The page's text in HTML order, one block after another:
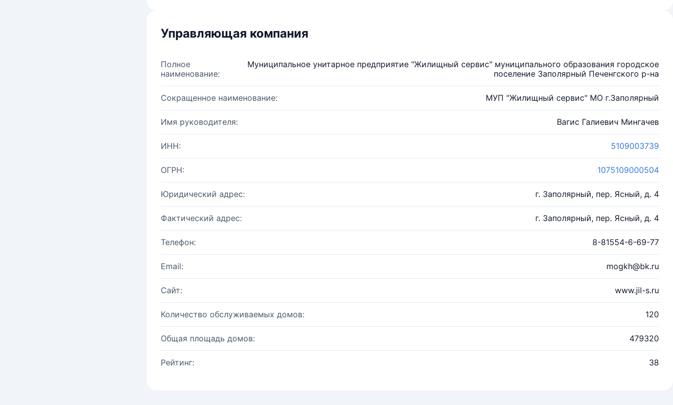
Управляющая компания
Полное
наименование:
Муниципальное унитарное предприятие "Жилищный сервис" муниципального образования городское
поселение Заполярный Печенгского р-на
Сокращенное наименование: МУП "Жилищный сервис" МО г.Заполярный
Имя руководителя: Вагис Галиевич Мингачев
ИНН: 5109003739
ОГРН: 1075109000504
Юридический адрес: г. Заполярный, пер. Ясный, д. 4
Фактический адрес: г. Заполярный, пер. Ясный, д. 4
Телефон: 8-81554-6-69-77
Email: mogkh@bk.ru
Сайт: www.jil-s.ru
Количество обслуживаемых домов: 120
Общая площадь домов: 479320
Рейтинг: 38